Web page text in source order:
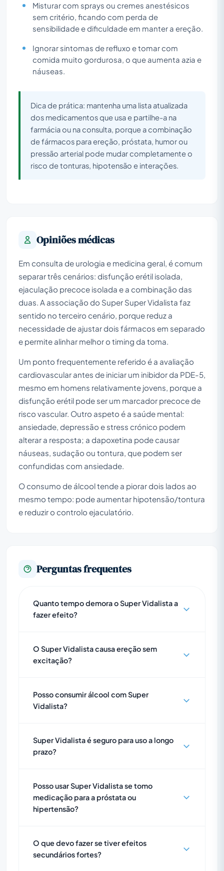
Misturar com sprays ou cremes anestésicos
sem critério, ficando com perda de
sensibilidade e dificuldade em manter a ereção.
Ignorar sintomas de refluxo e tomar com
comida muito gordurosa, o que aumenta azia e
náuseas.
Dica de prática: mantenha uma lista atualizada
dos medicamentos que usa e partilhe-a na
farmácia ou na consulta, porque a combinação
de fármacos para ereção, próstata, humor ou
pressão arterial pode mudar completamente o
risco de tonturas, hipotensão e interações.
Opiniões médicas
Em consulta de urologia e medicina geral, é comum
separar três cenários: disfunção erétil isolada,
ejaculação precoce isolada e a combinação das
duas. A associação do Super Super Vidalista faz
sentido no terceiro cenário, porque reduz a
necessidade de ajustar dois fármacos em separado
e permite alinhar melhor o timing da toma.
Um ponto frequentemente referido é a avaliação
cardiovascular antes de iniciar um inibidor da PDE-5,
mesmo em homens relativamente jovens, porque a
disfunção erétil pode ser um marcador precoce de
risco vascular. Outro aspeto é a saúde mental:
ansiedade, depressão e stress crónico podem
alterar a resposta; a dapoxetina pode causar
náuseas, sudação ou tontura, que podem ser
confundidas com ansiedade.
O consumo de álcool tende a piorar dois lados ao
mesmo tempo: pode aumentar hipotensão/tontura
e reduzir o controlo ejaculatório.
Perguntas frequentes
Quanto tempo demora o Super Vidalista a
fazer efeito?
O Super Vidalista causa ereção sem
excitação?
Posso consumir álcool com Super
Vidalista?
Super Vidalista é seguro para uso a longo
prazo?
Posso usar Super Vidalista se tomo
medicação para a próstata ou
hipertensão?
O que devo fazer se tiver efeitos
secundários fortes?